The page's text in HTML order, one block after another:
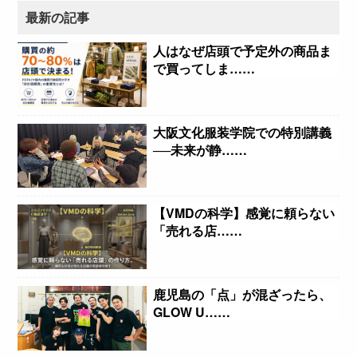
最新の記事
人はなぜ店頭で予定外の商品ま
で買ってしま……
大阪文化服装学院での特別講義
──未来が静……
【VMDの科学】感覚に頼らない
「売れる店……
鹿児島の「点」が混ざったら、
GLOW U……